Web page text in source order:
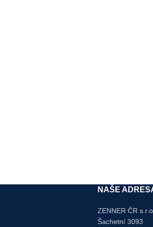
NAŠE
ZENNER ČR s.r.o.
Šachetní 3093